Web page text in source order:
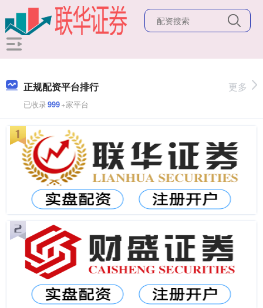
正规配资平台排行
已收录999+家平台
更多